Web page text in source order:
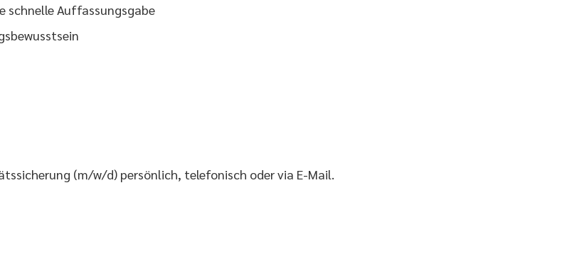
schnelle Auffassungsgabe
(m/w/d) persönlich, telefonisch oder via E-Mail.